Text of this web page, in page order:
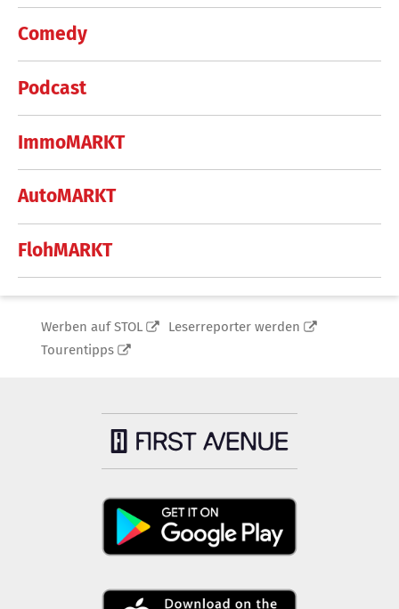
Comedy
Podcast
ImmoMARKT
AutoMARKT
FlohMARKT
Werben auf STOL
Leserreporter werden
Tourentipps